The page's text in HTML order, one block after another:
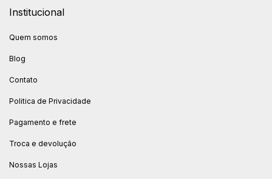
Institucional
Quem somos
Blog
Contato
Politica de Privacidade
Pagamento e frete
Troca e devolução
Nossas Lojas